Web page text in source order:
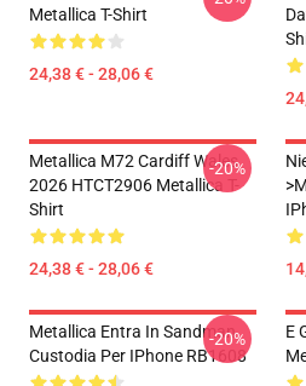
Metallica T-Shirt
24,38 € - 28,06 €
Metallica M72 Cardiff Wales
2026 HTCT2906 Metallica T-
Shirt
24,38 € - 28,06 €
-20%
Metallica Entra In Sandman
Custodia Per IPhone RB1608
-20%
E